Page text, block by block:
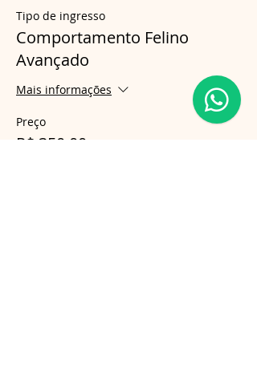
Tipo de ingresso
Comportamento Felino
Avançado
Mais informações
Preço
R$ 350,00